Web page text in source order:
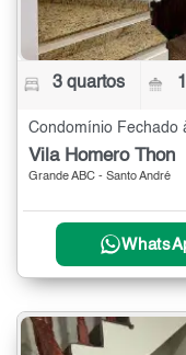
3 quartos
Vila Homero Thon
Grande ABC - Santo André